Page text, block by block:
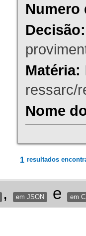
Numero
Decisão:
Matéria:
ressarc/
Nome
1 resultados
, em JSON e em